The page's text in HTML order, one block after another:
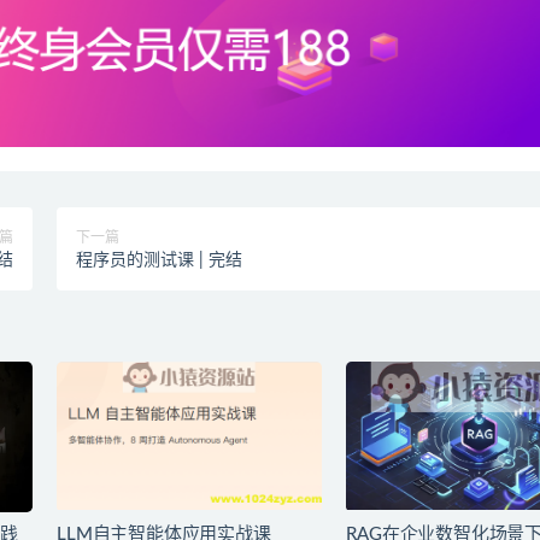
下一篇
程序员的测试课 | 完结
LLM自主智能体应用实战课 RAG在企业数智化场景